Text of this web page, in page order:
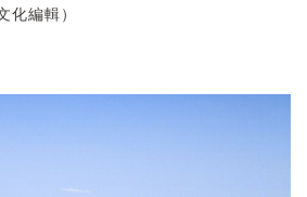
化編輯）